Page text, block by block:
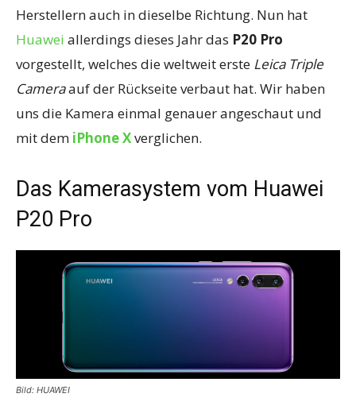
Herstellern auch in dieselbe Richtung. Nun hat
Huawei allerdings dieses Jahr das P20 Pro
vorgestellt, welches die weltweit erste Leica Triple
Cameraauf der Rückseite verbaut hat. Wir haben
uns die Kamera einmal genauer angeschaut und
mit dem iPhone Xverglichen.
Das Kamerasystem vom Huawei
P20 Pro
Bild: HUAWEI